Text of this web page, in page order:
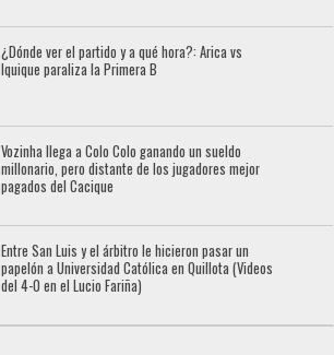
¿Dónde ver el partido y a qué hora?: Arica vs
Iquique paraliza la Primera B
Vozinha llega a Colo Colo ganando un sueldo
millonario, pero distante de los jugadores mejor
pagados del Cacique
Entre San Luis y el árbitro le hicieron pasar un
papelón a Universidad Católica en Quillota (Videos
del 4-0 en el Lucio Fariña)